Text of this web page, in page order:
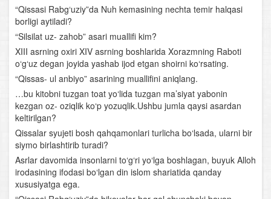
Undov so‘zlar
Gap
Uyushiq bo‘lakli gaplar
Gapning tuzilish jihatdan turlari. Sodda gap
Bog‘lovchisiz bog‘langan qo‘shma gap
Adabiyot – so‘z san’ati
Qofiya va boshqa she’riy unsurlar
“Qissasi Rabg‘uziy”da Nuh kemasining nechta temir halqasi
borligi aytiladi?
“Silsilat uz- zahob” asari muallifi kim?
XIII asrning oxiri XIV asrning boshlarida Xorazmning Raboti
o‘g‘uz degan joyida yashab ijod etgan shoirni ko‘rsating.
“Qissas- ul anbiyo” asarining muallifini aniqlang.
…bu kitobni tuzgan toat yo‘lida tuzgan ma’siyat yabonin
kezgan oz- oziqlik ko‘p yozuqlik.Ushbu jumla qaysi asardan
keltirilgan?
Qissalar syujeti bosh qahqamonlari turlicha bo‘lsada, ularni bir
siymo birlashtirib turadi?
Asrlar davomida insonlarni to‘g‘ri yo‘lga boshlagan, buyuk Alloh
irodasining ifodasi bo‘lgan din islom shariatida qanday
xususiyatga ega.